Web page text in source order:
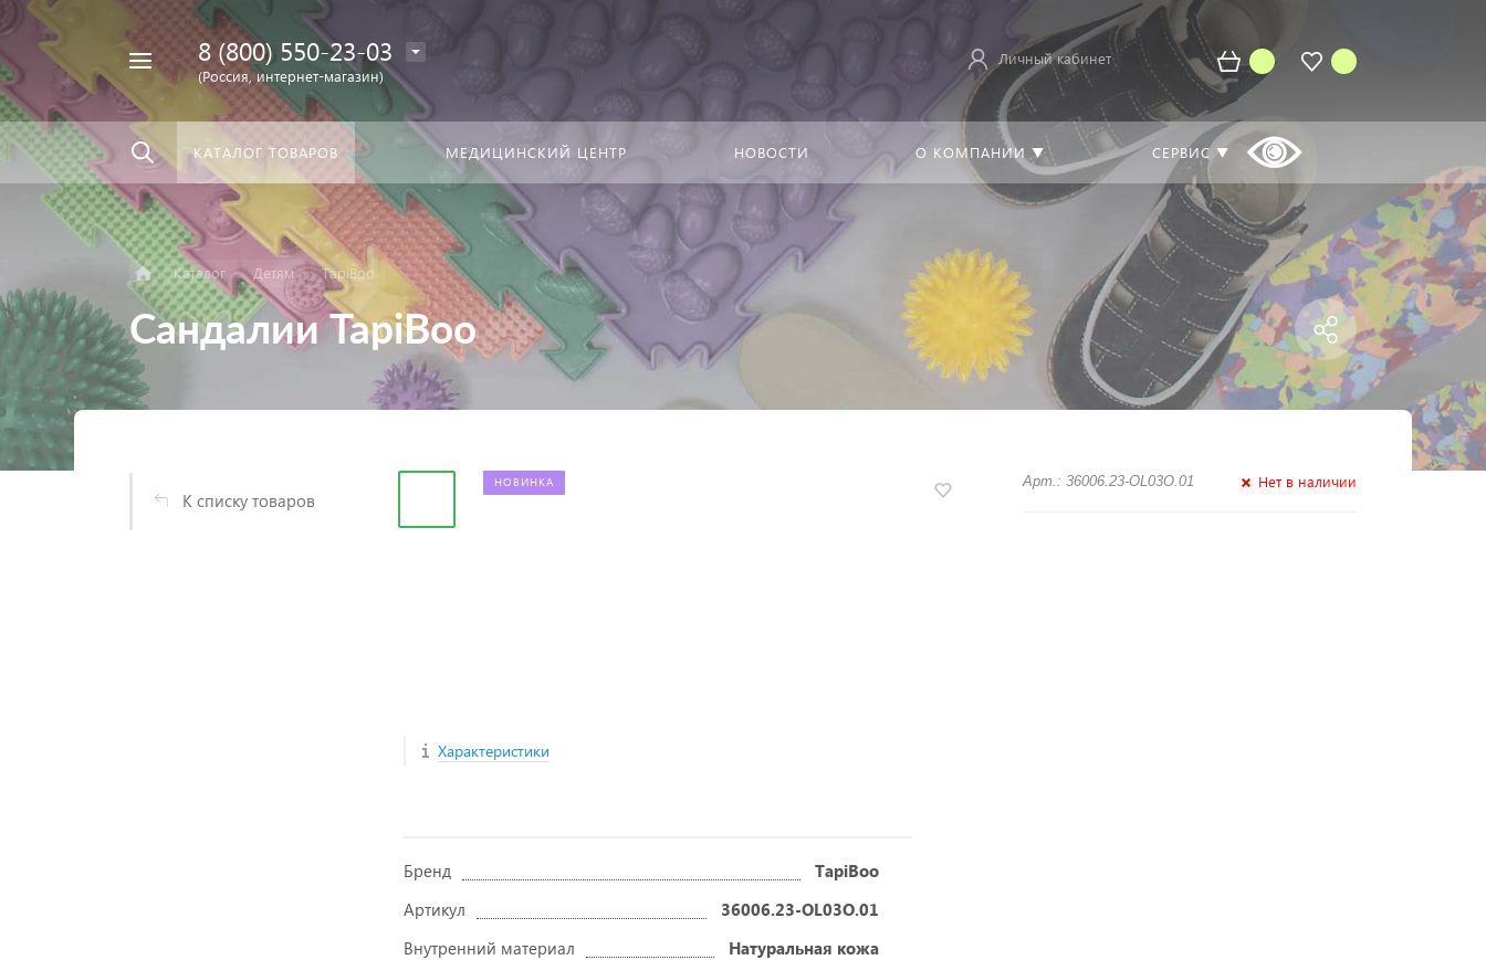
вездеНайти
8 (800) 550-23-03
(Россия, интернет-магазин)
Личный кабинет
КАТАЛОГ ТОВАРОВ МЕДИЦИНСКИЙ ЦЕНТР НОВОСТИ О КОМПАНИИ ▼ СЕРВИС ▼
Каталог Детям TapiBoo
Сандалии TapiBoo
К списку товаров
НОВИНКА
Характеристики
Арт.: 36006.23-OL03O.01 Нет в наличии
Бренд
TapiBoo
Артикул
36006.23-OL03O.01
Внутренний материал
Натуральная кожа